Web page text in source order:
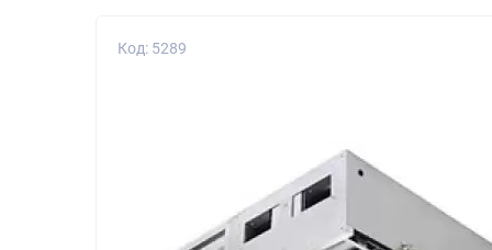
Код: 5289